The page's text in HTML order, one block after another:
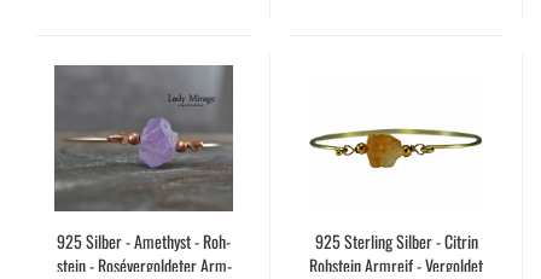
925 Sil­ber - Ame­thyst - Roh­
stein - Roséver­gol­de­ter Arm­
925 Ster­ling Sil­ber - Ci­trin
Roh­stein Arm­reif - Ver­gol­det